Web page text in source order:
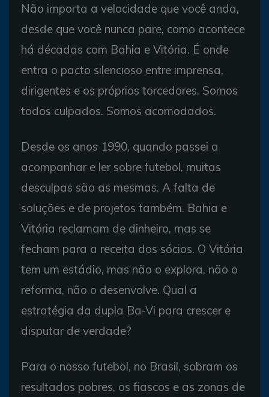
Não importa a velocidade que você anda,
desde que você nunca pare, como acontece
há décadas com Bahia e Vitória. É onde
entra o pacto silencioso entre imprensa,
dirigentes e os próprios torcedores. Somos
todos culpados. Somos acomodados.
Desde os anos 1990, quando passei a
acompanhar e ler sobre futebol, muitas
desculpas são as mesmas. A falta de
soluções e de projetos também. Bahia e
Vitória reclamam de dinheiro, mas se
fecham para a receita dos sócios. O Vitória
tem um estádio, mas não o explora, não o
reforma, não o desenvolve. Qual a
estratégia da dupla Ba-Vi para crescer e
disputar de verdade?
Para o nosso futebol, no Brasil, sobram os
resultados pobres, os fiascos e as zonas de